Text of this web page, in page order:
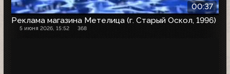
00:37
Реклама магазина Метелица (г. Старый Оскол, 1996)
5 июня 2026, 15:52 368